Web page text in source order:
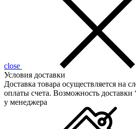
close
Условия доставки
Доставка товара осуществляется на
оплаты счета. Возможность доставки
у менеджера